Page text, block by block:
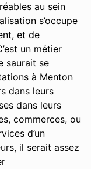
au sein
s’occupe
et de
un métier
saurait se
à Menton
dans leurs
dans leurs
commerces, ou
d’un
il serait assez